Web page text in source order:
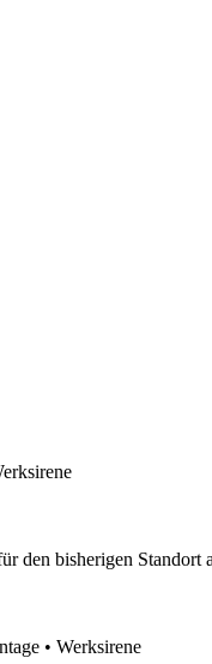
bisherigen Standort
• Werksirene